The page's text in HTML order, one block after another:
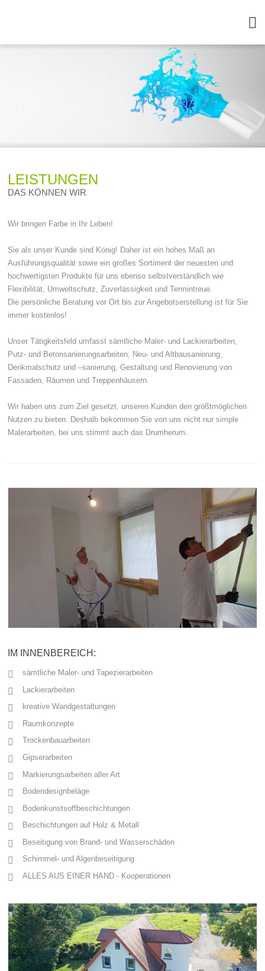
LEISTUNGEN
DAS KÖNNEN WIR
Wir bringen Farbe in Ihr Leben!
Sie als unser Kunde sind König! Daher ist ein hohes Maß an
Ausführungsqualität sowie ein großes Sortiment der neuesten und
hochwertigsten Produkte für uns ebenso selbstverständlich wie
Flexibilität, Umweltschutz, Zuverlässigkeit und Termintreue.
Die persönliche Beratung vor Ort bis zur Angebotserstellung ist für Sie
immer kostenlos!
Unser Tätigkeitsfeld umfasst sämtliche Maler- und Lackierarbeiten,
Putz- und Betonsanierungsarbeiten, Neu- und Altbausanierung,
Denkmalschutz und –sanierung, Gestaltung und Renovierung von
Fassaden, Räumen und Treppenhäusern.
Wir haben uns zum Ziel gesetzt, unseren Kunden den größtmöglichen
Nutzen zu bieten. Deshalb bekommen Sie von uns nicht nur simple
Malerarbeiten, bei uns stimmt auch das Drumherum.
IM INNENBEREICH:
sämtliche Maler- und Tapezierarbeiten
Lackierarbeiten
kreative Wandgestaltungen
Raumkonzepte
Trockenbauarbeiten
Gipserarbeiten
Markierungsarbeiten aller Art
Bodendesignbeläge
Bodenkunstsoffbeschichtungen
Beschichtungen auf Holz & Metall
Beseitigung von Brand- und Wasserschäden
Schimmel- und Algenbeseitigung
ALLES AUS EINER HAND - Kooperationen